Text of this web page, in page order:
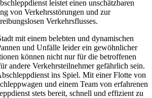
leistet einen unschätzbaren
von Verkehrsstörungen und zur
Verkehrsflusses.
mit einem belebten und dynamischen
und Unfälle leider ein gewöhnlicher
können nicht nur für die betroffenen
andere Verkehrsteilnehmer gefährlich sein.
ins Spiel. Mit einer Flotte von
und einem Team von erfahrenen
stets bereit, schnell und effizient zu